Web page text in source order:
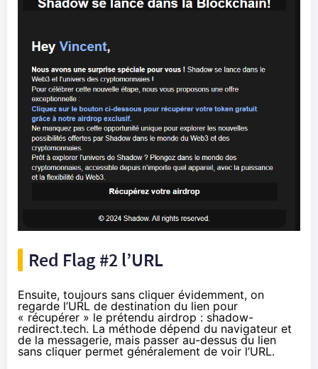
Red Flag #2 l’URL
Ensuite, toujours sans cliquer évidemment, on
regarde l’URL de destination du lien pour
« récupérer » le prétendu airdrop : shadow-
redirect.tech. La méthode dépend du navigateur et
de la messagerie, mais passer au-dessus du lien
sans cliquer permet généralement de voir l’URL.